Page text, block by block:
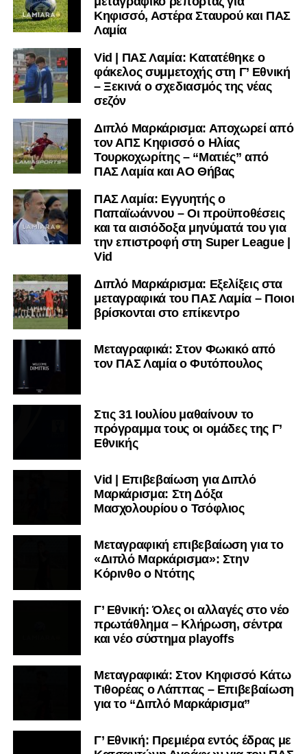
Κηφισσό, Αστέρα Σταυρού και ΠΑΣ
Λαμία
Vid | ΠΑΣ Λαμία: Κατατέθηκε ο
φάκελος συμμετοχής στη Γ’ Εθνική
– Ξεκινά ο σχεδιασμός της νέας
σεζόν
Διπλό Μαρκάρισμα: Αποχωρεί από
τον ΑΠΣ Κηφισσό ο Ηλίας
Τουρκοχωρίτης – “Ματιές” από
ΠΑΣ Λαμία και ΑΟ Θήβας
ΠΑΣ Λαμία: Εγγυητής ο
Παπαϊωάννου – Οι προϋποθέσεις
και τα αισιόδοξα μηνύματά του για
την επιστροφή στη Super League |
Vid
Διπλό Μαρκάρισμα: Εξελίξεις στα
μεταγραφικά του ΠΑΣ Λαμία – Ποιοι
βρίσκονται στο επίκεντρο
Μεταγραφικά: Στον Φωκικό από
τον ΠΑΣ Λαμία ο Φυτόπουλος
Στις 31 Ιουλίου μαθαίνουν το
πρόγραμμα τους οι ομάδες της Γ’
Εθνικής
Vid | Επιβεβαίωση για Διπλό
Μαρκάρισμα: Στη Δόξα
Μασχολουρίου ο Τσόφλιος
Μεταγραφική επιβεβαίωση για το
«Διπλό Μαρκάρισμα»: Στην
Κόρινθο ο Ντότης
Γ’ Εθνική: Όλες οι αλλαγές στο νέο
πρωτάθλημα – Κλήρωση, σέντρα
και νέο σύστημα playoffs
Μεταγραφικά: Στον Κηφισσό Κάτω
Τιθορέας ο Λάππας – Επιβεβαίωση
για το “Διπλό Μαρκάρισμα”
Γ’ Εθνική: Πρεμιέρα εντός έδρας με